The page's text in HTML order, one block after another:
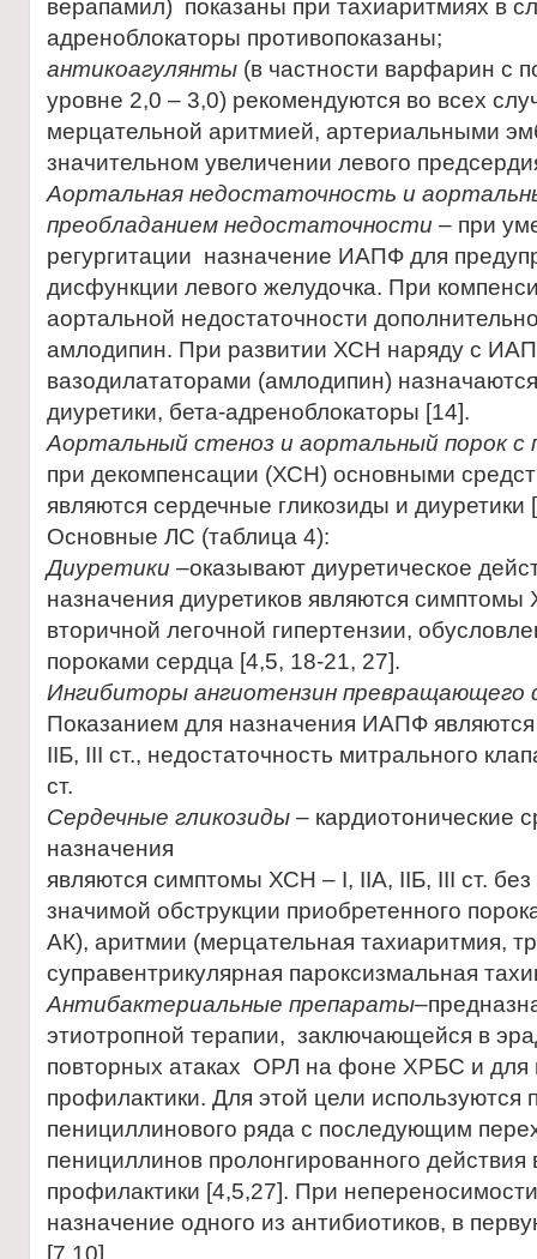
верапамил) показаны при тахиаритмиях в
адреноблокаторы противопоказаны;
антикоагулянты (в частности варфарин с
уровне 2,0 – 3,0) рекомендуются во всех
мерцательной аритмией, артериальными
значительном увеличении левого
Аортальная недостаточность и
преобладанием недостаточности – при
регургитации назначение ИАПФ для
дисфункции левого желудочка. При
аортальной недостаточности
амлодипин. При развитии ХСН наряду с
вазодилататорами (амлодипин)
диуретики, бета-адреноблокаторы [14].
Аортальный стеноз и аортальный порок с
при декомпенсации (ХСН) основными
являются сердечные гликозиды и диуретики
Основные ЛС (таблица 4):
Диуретики –оказывают диуретическое
назначения диуретиков являются симптомы
вторичной легочной гипертензии,
пороками сердца [4,5, 18-21, 27].
Ингибиторы ангиотензин
Показанием для назначения ИАПФ
IIБ, III ст., недостаточность митрального
ст.
Сердечные гликозиды – кардиотонические
назначения
являются симптомы ХСН – I, IIA, IIБ, III ст.
значимой обструкции приобретенного
АК), аритмии (мерцательная тахиаритмия,
суправентрикулярная пароксизмальная
Антибактериальные препараты
этиотропной терапии, заключающейся в
повторных атаках ОРЛ на фоне ХРБС и для
профилактики. Для этой цели используются
пенициллинового ряда с последующим
пенициллинов пролонгированного
профилактики [4,5,27]. При
назначение одного из антибиотиков, в
[7,10].